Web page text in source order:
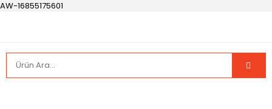
AW-16855175601